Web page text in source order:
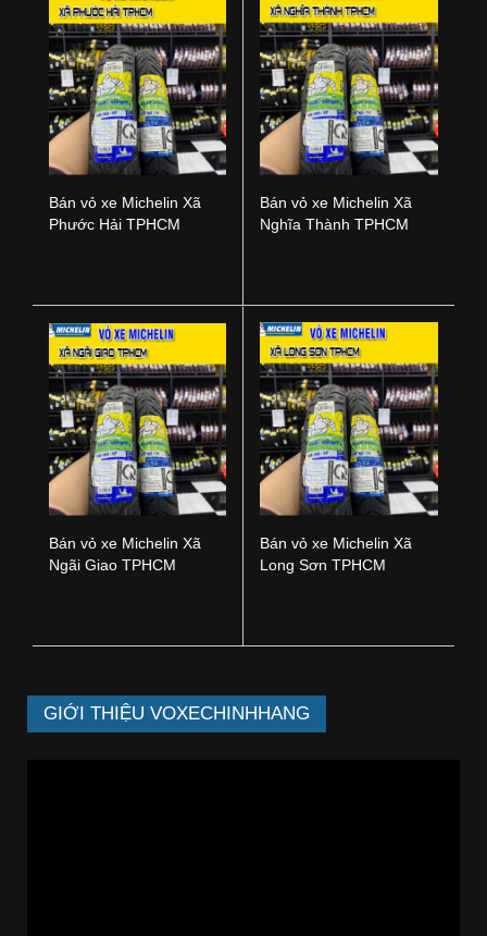
Bán vỏ xe Michelin Xã
Phước Hải TPHCM
Bán vỏ xe Michelin Xã
Nghĩa Thành TPHCM
Bán vỏ xe Michelin Xã
Ngãi Giao TPHCM
Bán vỏ xe Michelin Xã
Long Sơn TPHCM
GIỚI THIỆU VOXECHINHHANG